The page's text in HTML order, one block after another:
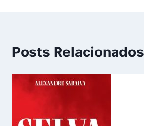
Posts Relacionados